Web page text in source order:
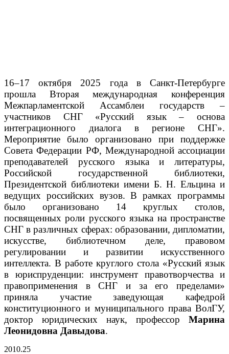
16–17 октября 2025 года в Санкт-Петербурге
прошла Вторая международная конференция
Межпарламентской Ассамблеи государств –
участников СНГ «Русский язык – основа
интеграционного диалога в регионе СНГ».
Мероприятие было организовано при поддержке
Совета Федерации РФ, Международной ассоциации
преподавателей русского языка и литературы,
Российской государственной библиотеки,
Президентской библиотеки имени Б. Н. Ельцина и
ведущих российских вузов. В рамках программы
было организовано 14 круглых столов,
посвященных роли русского языка на пространстве
СНГ в различных сферах: образовании, дипломатии,
искусстве, библиотечном деле, правовом
регулировании и развитии искусственного
интеллекта. В работе круглого стола «Русский язык
в юриспруденции: инструмент правотворчества и
правоприменения в СНГ и за его пределами»
приняла участие заведующая кафедрой
конституционного и муниципального права ВолГУ,
доктор юридических наук, профессор Марина
Леонидовна Давыдова.
2010.25